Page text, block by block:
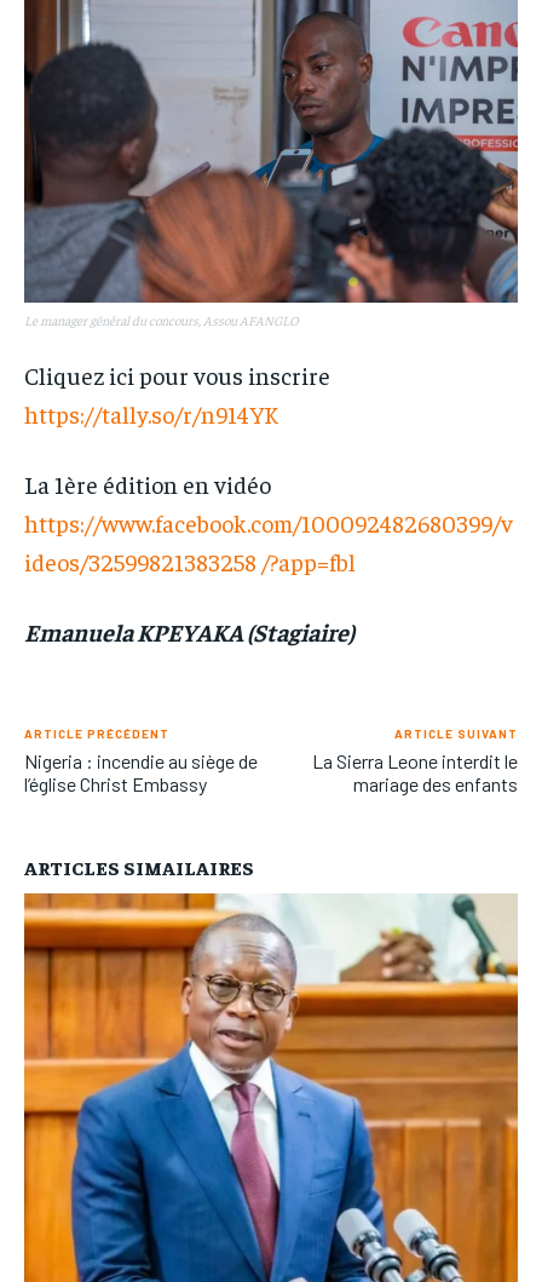
Le manager général du concours, Assou AFANGLO
Cliquez ici pour vous inscrire
https://tally.so/r/n914YK
La 1ère édition en vidéo
https://www.facebook.com/100092482680399/v
ideos/32599821383258 /?app=fbl
Emanuela KPEYAKA (Stagiaire)
ARTICLE PRÉCÉDENT
Nigeria : incendie au siège de
l’église Christ Embassy
ARTICLE SUIVANT
La Sierra Leone interdit le
mariage des enfants
ARTICLES SIMAILAIRES